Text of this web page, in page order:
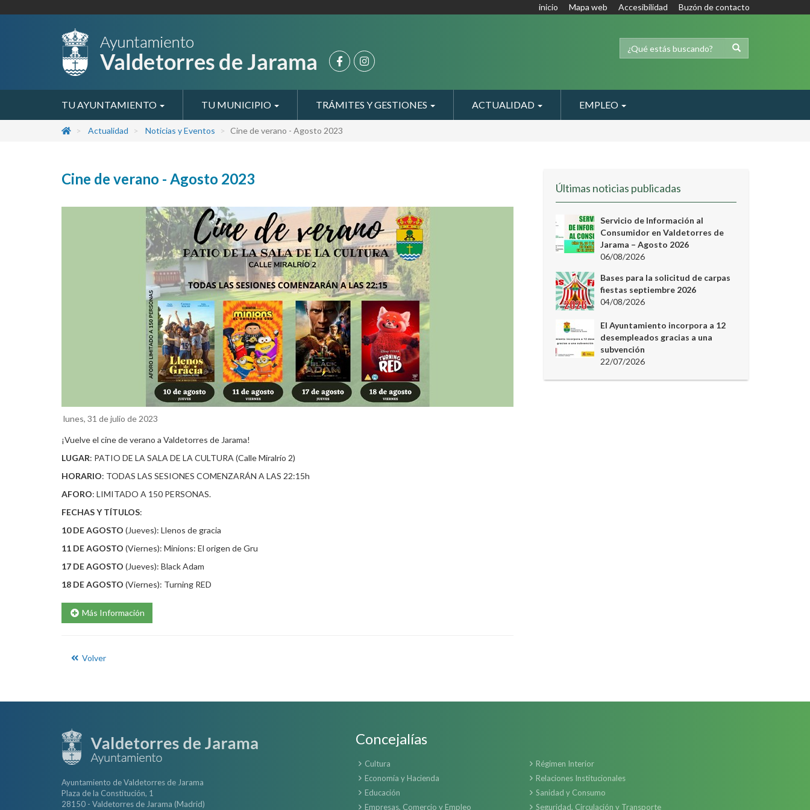
inicio Mapa web Accesibilidad Buzón de contacto
TU AYUNTAMIENTO TU MUNICIPIO TRÁMITES Y GESTIONES ACTUALIDAD EMPLEO
Actualidad Noticias y Eventos Cine de verano - Agosto 2023
Cine de verano - Agosto 2023
lunes, 31 de julio de 2023
¡Vuelve el cine de verano a Valdetorres de Jarama!
LUGAR: PATIO DE LA SALA DE LA CULTURA (Calle Miralrío 2)
HORARIO: TODAS LAS SESIONES COMENZARÁN A LAS 22:15h
AFORO: LIMITADO A 150 PERSONAS.
FECHAS Y TÍTULOS:
10 DE AGOSTO (Jueves): Llenos de gracia
11 DE AGOSTO (Viernes): Minions: El origen de Gru
17 DE AGOSTO (Jueves): Black Adam
18 DE AGOSTO (Viernes): Turning RED
Más Información
Volver
Últimas noticias publicadas
Servicio de Información al
Consumidor en Valdetorres de
Jarama – Agosto 2026
06/08/2026
Bases para la solicitud de carpas
fiestas septiembre 2026
04/08/2026
El Ayuntamiento incorpora a 12
desempleados gracias a una
subvención
22/07/2026
Ayuntamiento de Valdetorres de Jarama
Plaza de la Constitución, 1
28150 - Valdetorres de Jarama (Madrid)
Concejalías
Cultura
Economía y Hacienda
Educación
Empresas, Comercio y Empleo
Régimen Interior
Relaciones Institucionales
Sanidad y Consumo
Seguridad, Circulación y Transporte